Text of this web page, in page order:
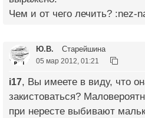
Чем и от чего лечить? :nez-
Ю.В. Старейшина
05 мар 2012, 01:21
i17, Вы имеете в виду, что
закистоваться?
при нересте выбивают